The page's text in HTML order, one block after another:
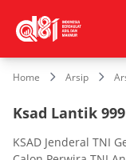
Home Arsip
Ksad Lantik
KSAD Jenderal TNI